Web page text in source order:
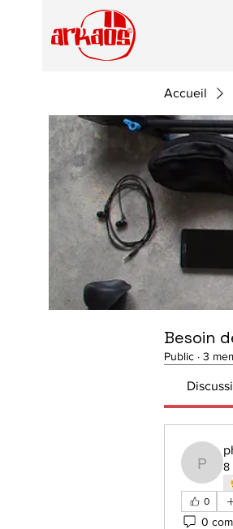
Accueil
Besoin
Public · 3
8
0
0